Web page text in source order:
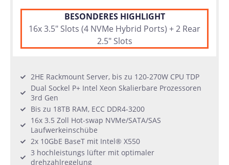
BESONDERES HIGHLIGHT
16x 3.5" Slots (4 NVMe Hybrid Ports) + 2 Rear
2.5" Slots
2HE Rackmount Server, bis zu 120-270W CPU TDP
Dual Sockel P+ Intel Xeon Skalierbare Prozessoren
3rd Gen
Bis zu 18TB RAM, ECC DDR4-3200
16x 3.5 Zoll Hot-swap NVMe/SATA/SAS
Laufwerkeinschübe
2x 10GbE BaseT mit Intel® X550
3 hochleistungs lüfter mit optimaler
drehzahlregelung